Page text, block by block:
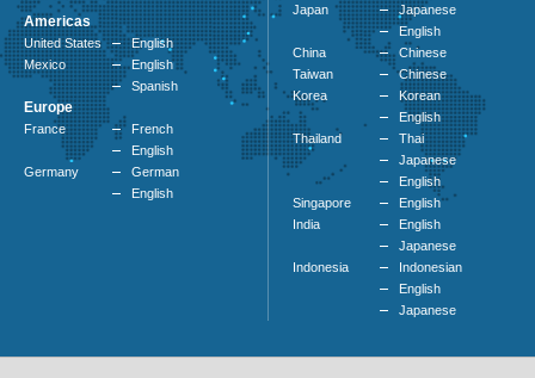
Americas
United States
English
Mexico
English
Spanish
Europe
France
French
English
Germany
German
English
Japan
Japanese
English
China
Chinese
Taiwan
Chinese
Korea
Korean
English
Thailand
Thai
Japanese
English
Singapore
English
India
English
Japanese
Indonesia
Indonesian
English
Japanese